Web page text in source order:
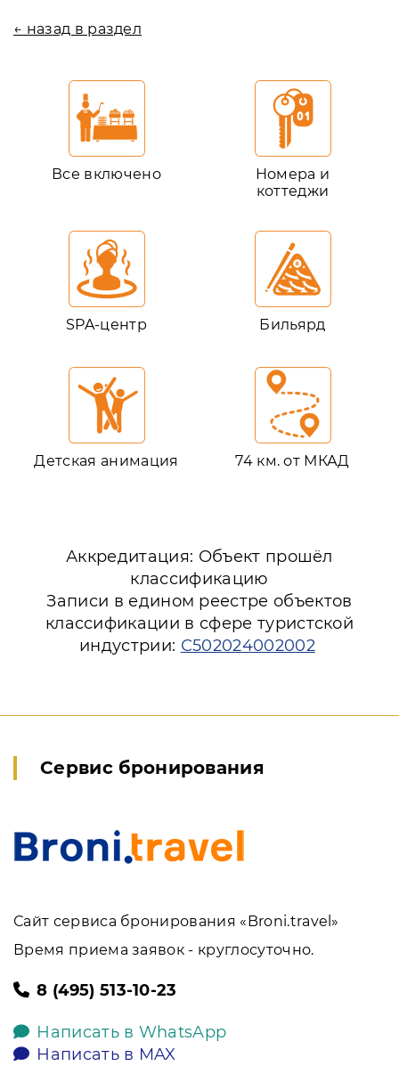
← назад в раздел
Все включено
Номера и
коттеджи
SPA-центр Бильярд
Детская анимация 74 км. от МКАД
Аккредитация: Объект прошёл
классификацию
Записи в едином реестре объектов
классификации в сфере туристской
индустрии: С502024002002
Сервис бронирования
Сайт сервиса бронирования «Broni.travel»
Время приема заявок - круглосуточно.
8 (495) 513-10-23
Написать в WhatsApp
Написать в MAX